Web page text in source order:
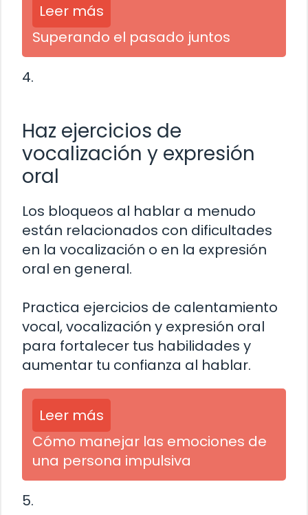
Leer más
Superando el pasado juntos
4.
Haz ejercicios de
vocalización y expresión
oral
Los bloqueos al hablar a menudo
están relacionados con dificultades
en la vocalización o en la expresión
oral en general.
Practica ejercicios de calentamiento
vocal, vocalización y expresión oral
para fortalecer tus habilidades y
aumentar tu confianza al hablar.
Leer más
Cómo manejar las emociones de
una persona impulsiva
5.